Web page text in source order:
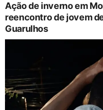
Ação de inverno em
reencontro de jovem
Guarulhos